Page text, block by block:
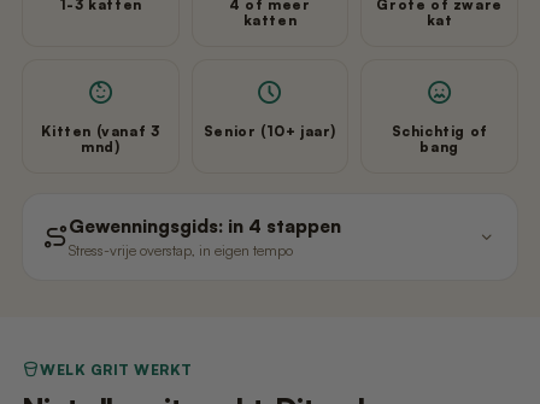
1-3 katten
4 of meer
katten
Grote of zware
kat
Kitten (vanaf 3
mnd)
Senior (10+ jaar)
Schichtig of
bang
Gewenningsgids: in 4 stappen
Stress-vrije overstap, in eigen tempo
WELK GRIT WERKT